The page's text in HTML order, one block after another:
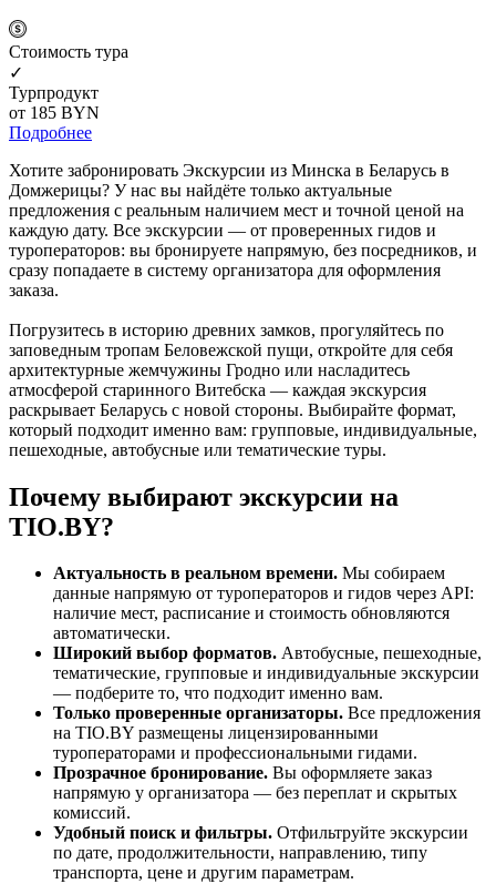
Cтоимость тура
✓
Турпродукт
от 185 BYN
Подробнее
Хотите забронировать Экскурсии из Минска в Беларусь в
Домжерицы? У нас вы найдёте только актуальные
предложения с реальным наличием мест и точной ценой на
каждую дату. Все экскурсии — от проверенных гидов и
туроператоров: вы бронируете напрямую, без посредников, и
сразу попадаете в систему организатора для оформления
заказа.
Погрузитесь в историю древних замков, прогуляйтесь по
заповедным тропам Беловежской пущи, откройте для себя
архитектурные жемчужины Гродно или насладитесь
атмосферой старинного Витебска — каждая экскурсия
раскрывает Беларусь с новой стороны. Выбирайте формат,
который подходит именно вам: групповые, индивидуальные,
пешеходные, автобусные или тематические туры.
Почему выбирают экскурсии на
TIO.BY?
Актуальность в реальном времени. Мы собираем
данные напрямую от туроператоров и гидов через API:
наличие мест, расписание и стоимость обновляются
автоматически.
Широкий выбор форматов. Автобусные, пешеходные,
тематические, групповые и индивидуальные экскурсии
— подберите то, что подходит именно вам.
Только проверенные организаторы. Все предложения
на TIO.BY размещены лицензированными
туроператорами и профессиональными гидами.
Прозрачное бронирование. Вы оформляете заказ
напрямую у организатора — без переплат и скрытых
комиссий.
Удобный поиск и фильтры. Отфильтруйте экскурсии
по дате, продолжительности, направлению, типу
транспорта, цене и другим параметрам.